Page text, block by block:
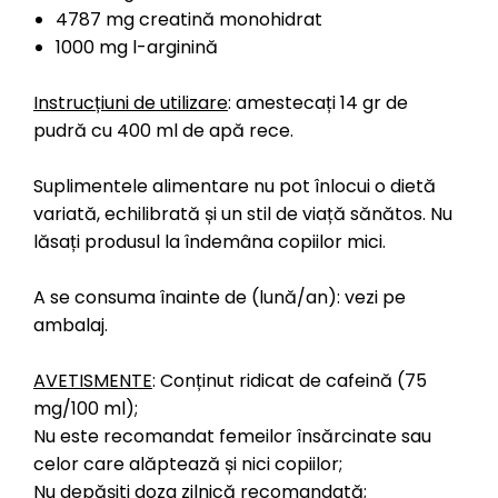
4787 mg creatină monohidrat
1000 mg l-arginină
Instrucțiuni de utilizare: amestecați 14 gr de
pudră cu 400 ml de apă rece.
Suplimentele alimentare nu pot înlocui o dietă
variată, echilibrată și un stil de viață sănătos. Nu
lăsați produsul la îndemâna copiilor mici.
A se consuma înainte de (lună/an): vezi pe
ambalaj.
AVETISMENTE: Conținut ridicat de cafeină (75
mg/100 ml);
Nu este recomandat femeilor însărcinate sau
celor care alăptează și nici copiilor;
Nu depășiti doza zilnică recomandată;